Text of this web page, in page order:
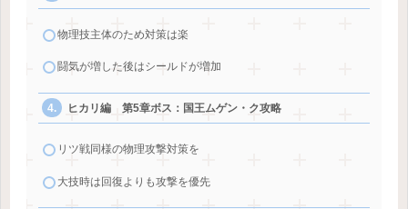
物理技主体のため対策は楽
闘気が増した後はシールドが増加
ヒカリ編 第5章ボス：国王ムゲン・ク攻略
リツ戦同様の物理攻撃対策を
大技時は回復よりも攻撃を優先